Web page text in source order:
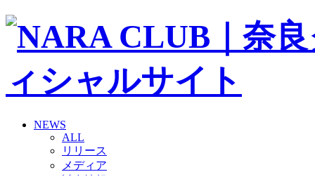
NEWS
ALL
リリース
メディア